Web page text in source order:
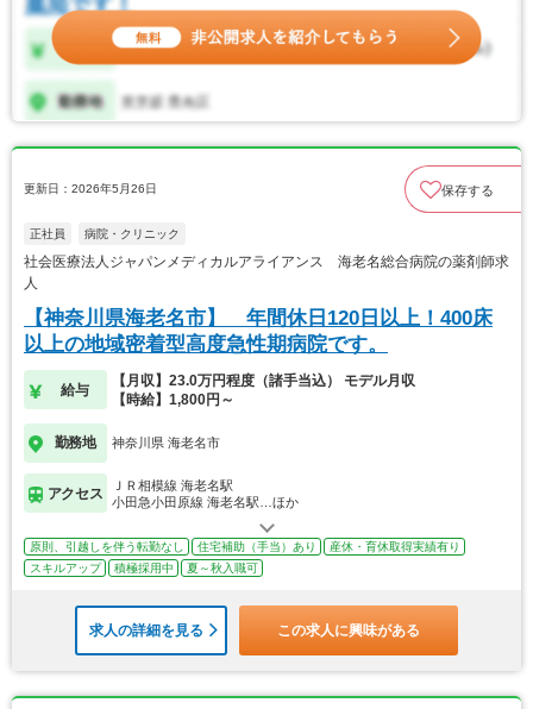
更新日：2026年5月26日 保存する
正社員 病院・クリニック
社会医療法人ジャパンメディカルアライアンス 海老名総合病院の薬剤師求
人
【神奈川県海老名市】 年間休日120日以上！400床
以上の地域密着型高度急性期病院です。
給与
【月収】23.0万円程度（諸手当込） モデル月収
【時給】1,800円～
勤務地 神奈川県 海老名市
アクセス
ＪＲ相模線 海老名駅
小田急小田原線 海老名駅…ほか
原則、引越しを伴う転勤なし 住宅補助（手当）あり
産休・育休取得実績有り
スキルアップ
積極採用中 夏～秋入職可
求人の詳細を見る この求人に興味がある